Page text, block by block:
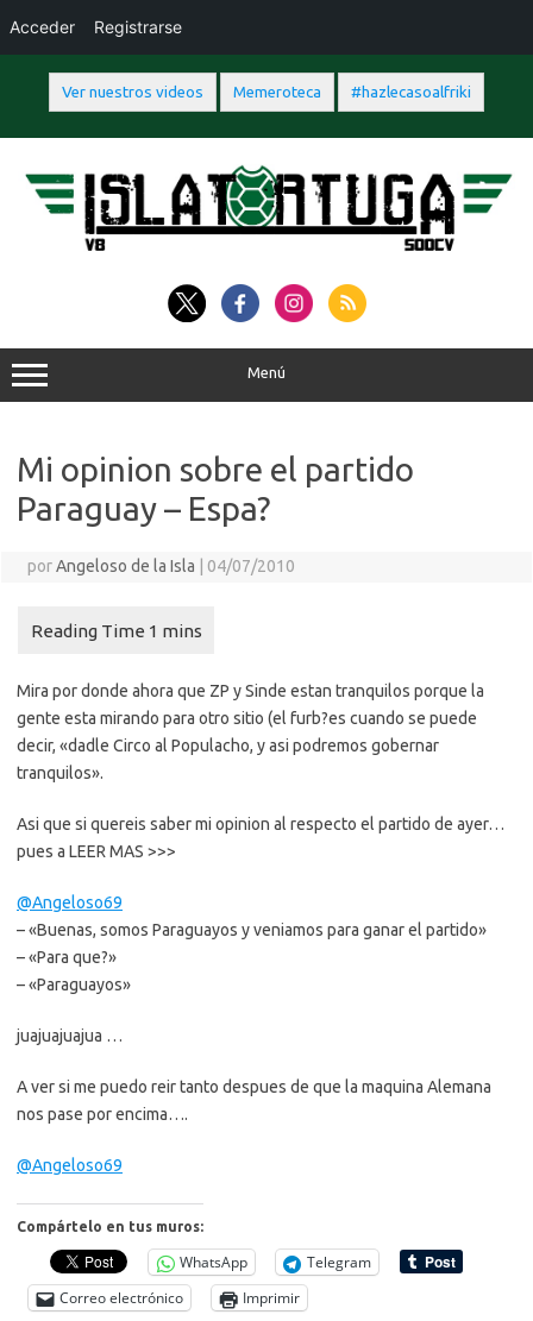
Ver nuestros videos Memeroteca #hazlecasoalfriki
contenido
Menú
Mi opinion sobre el partido
Paraguay – Espa?
porAngeloso de la Isla 04/07/2010
Mira por donde ahora que ZP y Sinde estan tranquilos porque la
gente esta mirando para otro sitio (el furb?es cuando se puede
decir, «dadle Circo al Populacho, y asi podremos gobernar
tranquilos».
Asi que si quereis saber mi opinion al respecto el partido de ayer…
pues a LEER MAS >>>
@Angeloso69
– «Buenas, somos Paraguayos y veniamos para ganar el partido»
– «Para que?»
– «Paraguayos»
juajuajuajua …
A ver si me puedo reir tanto despues de que la maquina Alemana
nos pase por encima….
@Angeloso69
Compártelo en tus muros:
WhatsApp
Telegram
Correo electrónico
Imprimir
Acceder Registrarse